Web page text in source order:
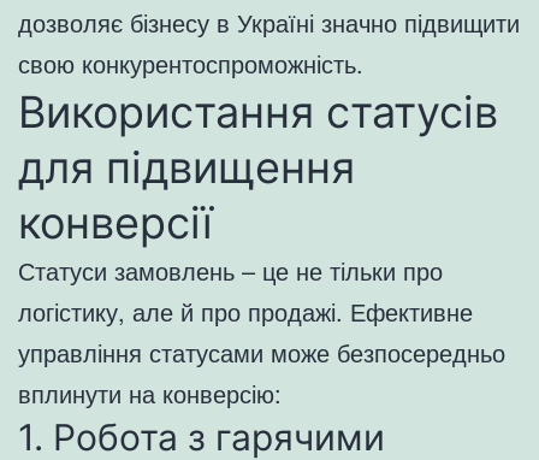
дозволяє бізнесу в Україні значно підвищити
свою конкурентоспроможність.
Використання статусів
для підвищення
конверсії
Статуси замовлень – це не тільки про
логістику, але й про продажі. Ефективне
управління статусами може безпосередньо
вплинути на конверсію:
1. Робота з гарячими